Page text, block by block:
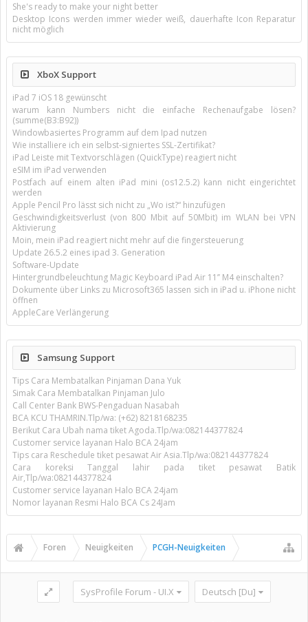
She's ready to make your night better
Desktop Icons werden immer wieder weiß, dauerhafte Icon Reparatur
nicht möglich
XboX Support
iPad 7 iOS 18 gewünscht
warum kann Numbers nicht die einfache Rechenaufgabe lösen?
(summe(B3:B92))
Windowbasiertes Programm auf dem Ipad nutzen
Wie installiere ich ein selbst-signiertes SSL-Zertifikat?
iPad Leiste mit Textvorschlägen (QuickType) reagiert nicht
eSIM im iPad verwenden
Postfach auf einem alten iPad mini (os12.5.2) kann nicht eingerichtet
werden
Apple Pencil Pro lässt sich nicht zu „Wo ist?“ hinzufügen
Geschwindigkeitsverlust (von 800 Mbit auf 50Mbit) im WLAN bei VPN
Aktivierung
Moin, mein iPad reagiert nicht mehr auf die fingersteuerung
Update 26.5.2 eines ipad 3. Generation
Software-Update
Hintergrundbeleuchtung Magic Keyboard iPad Air 11’’ M4 einschalten?
Dokumente über Links zu Microsoft365 lassen sich in iPad u. iPhone nicht
öffnen
AppleCare Verlängerung
Samsung Support
Tips Cara Membatalkan Pinjaman Dana Yuk
Simak Cara Membatalkan Pinjaman Julo
Call Center Bank BWS-Pengaduan Nasabah
BCA KCU THAMRIN.Tlp/wa: (+62) 8218168235
Berikut Cara Ubah nama tiket Agoda.Tlp/wa:082144377824
Customer service layanan Halo BCA 24jam
Tips cara Reschedule tiket pesawat Air Asia.Tlp/wa:082144377824
Cara koreksi Tanggal lahir pada tiket pesawat Batik
Air,Tlp/wa:082144377824
Customer service layanan Halo BCA 24jam
Nomor layanan Resmi Halo BCA Cs 24Jam
Foren Neuigkeiten PCGH-Neuigkeiten
SysProfile Forum - UI.X Deutsch [Du]